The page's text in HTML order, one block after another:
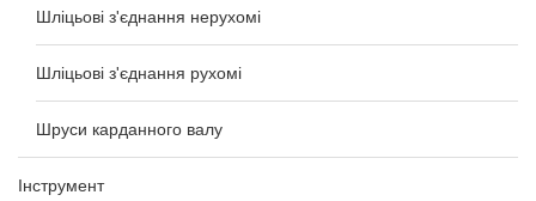
Шліцьові з'єднання нерухомі
Шліцьові з'єднання рухомі
Шруси карданного валу
Інструмент